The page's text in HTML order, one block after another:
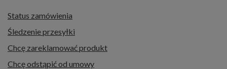
Status zamówienia
Śledzenie przesyłki
Chcę zareklamować produkt
Chcę odstąpić od umowy